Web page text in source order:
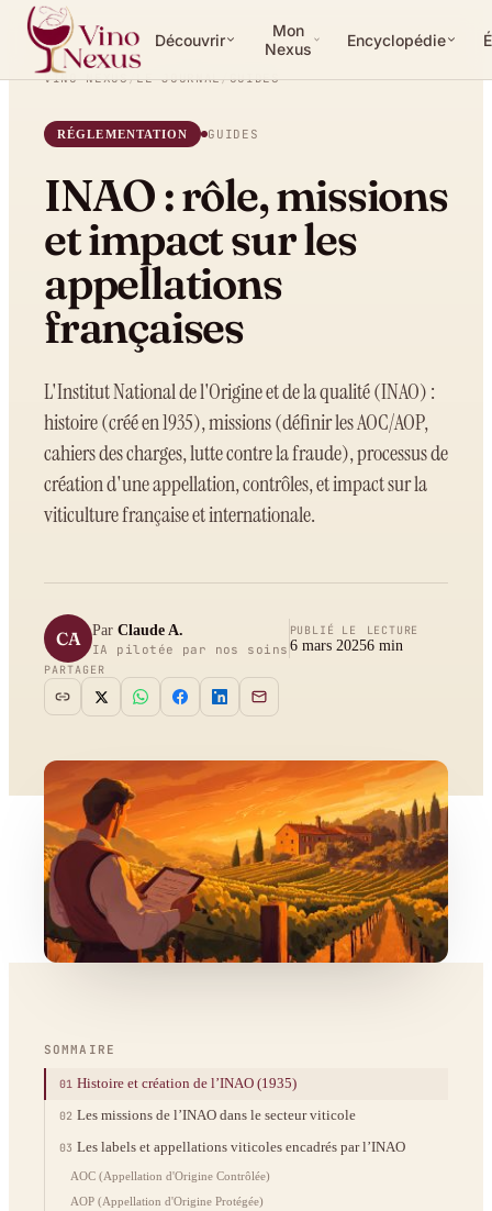
Découvrir
Mon
Nexus
Encyclopédie
VINO NEXUS/LE JOURNAL/GUIDES
RÉGLEMENTATION GUIDES
INAO : rôle, missions
et impact sur les
appellations
françaises
L'Institut National de l'Origine et de la qualité (INAO) :
histoire (créé en 1935), missions (définir les AOC/AOP,
cahiers des charges, lutte contre la fraude), processus de
création d'une appellation, contrôles, et impact sur la
viticulture française et internationale.
CA Par Claude A.
IA pilotée par nos soins
PUBLIÉ LE
6 mars 2025
LECTURE
6min
PARTAGER
SOMMAIRE
01 Histoire et création de l’INAO (1935)
02 Les missions de l’INAO dans le secteur viticole
03 Les labels et appellations viticoles encadrés par l’INAO
AOC (Appellation d'Origine Contrôlée)
AOP (Appellation d'Origine Protégée)